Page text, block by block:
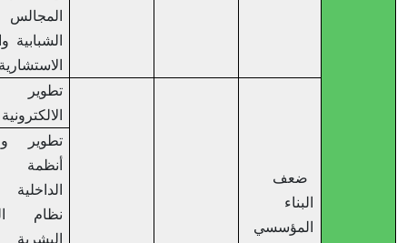
المجالس
الشبابية واللجان
الاستشارية
المؤسسي
تطوير البلدية
الالكترونية
تطوير واعتماد
أنظمة العمل
الداخلية مثل
نظام الموارد